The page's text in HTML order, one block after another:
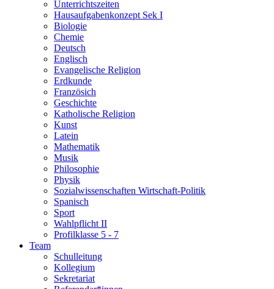
Unterrichtszeiten
Hausaufgabenkonzept Sek I
Biologie
Chemie
Deutsch
Englisch
Evangelische Religion
Erdkunde
Französich
Geschichte
Katholische Religion
Kunst
Latein
Mathematik
Musik
Philosophie
Physik
Sozialwissenschaften Wirtschaft-Politik
Spanisch
Sport
Wahlpflicht II
Profilklasse 5 - 7
Team
Schulleitung
Kollegium
Sekretariat